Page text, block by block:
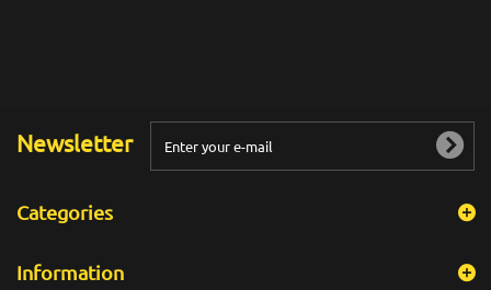
Newsletter
Categories
Information